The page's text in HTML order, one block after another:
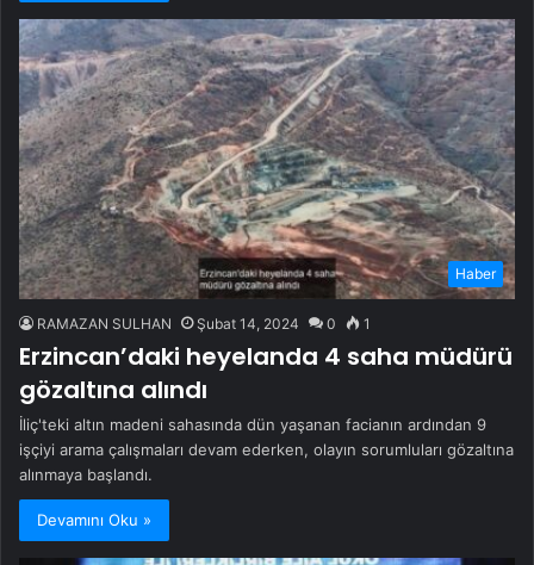
Haber
RAMAZAN SULHAN Şubat 14, 2024 0 1
Erzincan’daki heyelanda 4 saha müdürü
gözaltına alındı
İliç'teki altın madeni sahasında dün yaşanan facianın ardından 9
işçiyi arama çalışmaları devam ederken, olayın sorumluları gözaltına
alınmaya başlandı.
Devamını Oku »